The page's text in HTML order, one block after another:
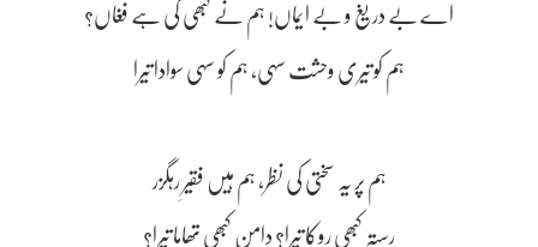
اے بے دریغ و بے ایماں! ہم نے کبھی کی ہے فغاں؟
ہم کو تیری وحشت سہی، ہم کو سہی سوادا تیرا
ہم پر یہ سختی کی نظر، ہم ہیں فقیرِ رہگزر
رستہ کبھی روکا تیرا؟ دامن کبھی تھاما تیرا؟